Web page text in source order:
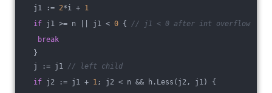
j1 := 2*i + 1
if j1 >= n || j1 < 0 { // j1 < 0 after int overflow
break
}
j := j1 // left child
if j2 := j1 + 1; j2 < n && h.Less(j2, j1) {